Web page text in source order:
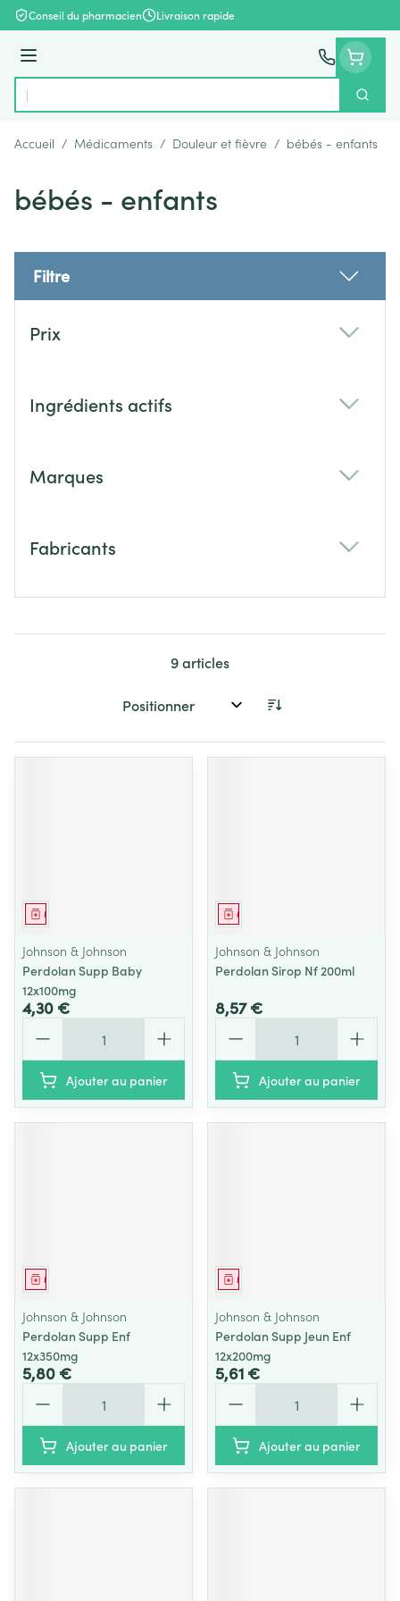
Aller au contenu
Conseil du pharmacien Livraison rapide
Menu
Rechercher
Accueil / Médicaments / Douleur et fièvre / bébés - enfants
bébés - enfants
Filtre
Prix
Ingrédients actifs
Marques
Fabricants
9articles
Trier par:
Médicament
Johnson & Johnson
Perdolan Supp Baby
12x100mg
4,30 €
Ajouter au panier
Médicament
Johnson & Johnson
Perdolan Sirop Nf 200ml
8,57 €
Ajouter au panier
Médicament
Johnson & Johnson
Perdolan Supp Enf
12x350mg
5,80 €
Ajouter au panier
Médicament
Johnson & Johnson
Perdolan Supp Jeun Enf
12x200mg
5,61 €
Ajouter au panier